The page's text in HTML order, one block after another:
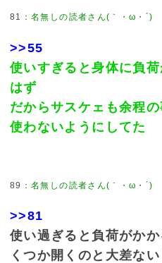
81
>>55
使いすぎると身体に負
はず
だからサスケェも余程
使わないようにしてた
89
>>81
使い過ぎると負荷がか
くつか開くのと大差な